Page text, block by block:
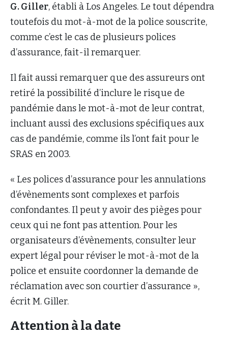
G. Giller, établi à Los Angeles. Le tout dépendra
toutefois du mot-à-mot de la police souscrite,
comme c’est le cas de plusieurs polices
d’assurance, fait-il remarquer.
Il fait aussi remarquer que des assureurs ont
retiré la possibilité d’inclure le risque de
pandémie dans le mot-à-mot de leur contrat,
incluant aussi des exclusions spécifiques aux
cas de pandémie, comme ils l’ont fait pour le
SRAS en 2003.
« Les polices d’assurance pour les annulations
d’évènements sont complexes et parfois
confondantes. Il peut y avoir des pièges pour
ceux qui ne font pas attention. Pour les
organisateurs d’évènements, consulter leur
expert légal pour réviser le mot-à-mot de la
police et ensuite coordonner la demande de
réclamation avec son courtier d’assurance »,
écrit M. Giller.
Attention à la date